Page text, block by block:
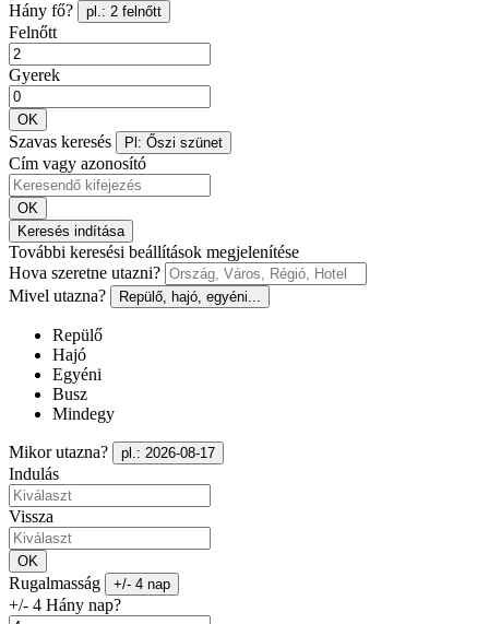
Hány fő? pl.: 2 felnőtt
Felnőtt
Gyerek
OK
Szavas keresés Pl: Őszi szünet
Cím vagy azonosító
OK
Keresés indítása
További keresési beállítások megjelenítése
Hova szeretne utazni?
Mivel utazna?
Repülő, hajó, egyéni...
Repülő
Hajó
Egyéni
Busz
Mindegy
Mikor utazna? pl.: 2026-08-17
Indulás
Vissza
OK
Rugalmasság +/- 4 nap
+/- 4 Hány nap?